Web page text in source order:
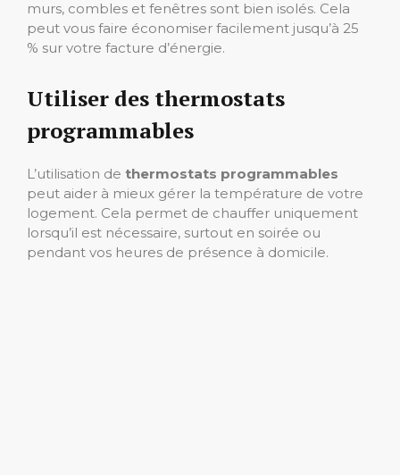
murs, combles et fenêtres sont bien isolés. Cela
peut vous faire économiser facilement jusqu’à 25
% sur votre facture d’énergie.
Utiliser des thermostats
programmables
L’utilisation de thermostats programmables
peut aider à mieux gérer la température de votre
logement. Cela permet de chauffer uniquement
lorsqu’il est nécessaire, surtout en soirée ou
pendant vos heures de présence à domicile.